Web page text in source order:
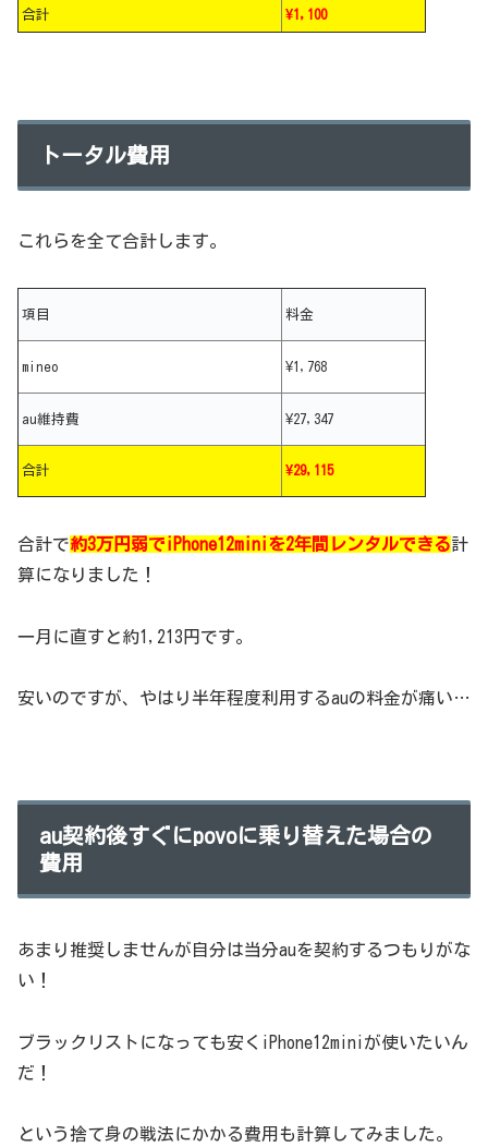
合計 ¥1,100
トータル費用
これらを全て合計します。
項目 料金
mineo ¥1,768
au維持費 ¥27,347
合計 ¥29,115
合計で約3万円弱でiPhone12miniを2年間レンタルできる計
算になりました！
一月に直すと約1,213円です。
安いのですが、やはり半年程度利用するauの料金が痛い…
au契約後すぐにpovoに乗り替えた場合の
費用
あまり推奨しませんが自分は当分auを契約するつもりがな
い！
ブラックリストになっても安くiPhone12miniが使いたいん
だ！
という捨て身の戦法にかかる費用も計算してみました。